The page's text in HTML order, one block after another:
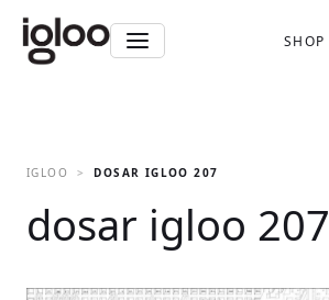
SHOP
IGLOO DOSAR IGLOO 207
dosar igloo 207